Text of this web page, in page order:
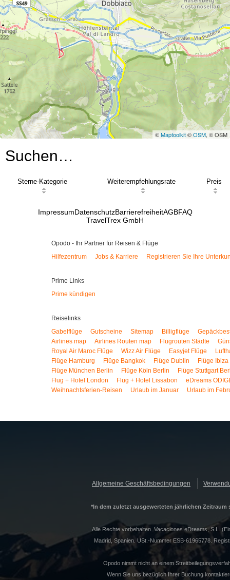
©Maptoolkit©OSM, © OSM
Suchen…
Sterne-Kategorie Weiterempfehlungsrate Preis
ImpressumDatenschutzBarrierefreiheitAGBFAQ
TravelTrex GmbH